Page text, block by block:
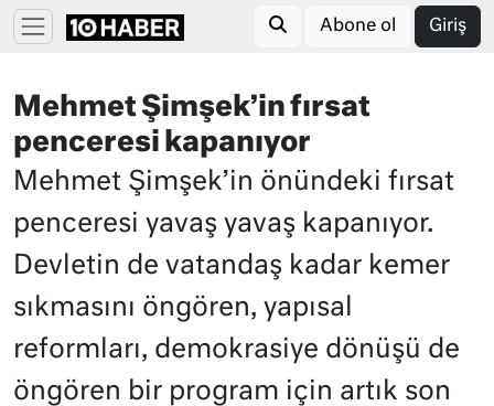
Abone ol Giriş
Mehmet Şimşek’in fırsat
penceresi kapanıyor
Mehmet Şimşek’in önündeki fırsat
penceresi yavaş yavaş kapanıyor.
Devletin de vatandaş kadar kemer
sıkmasını öngören, yapısal
reformları, demokrasiye dönüşü de
öngören bir program için artık son